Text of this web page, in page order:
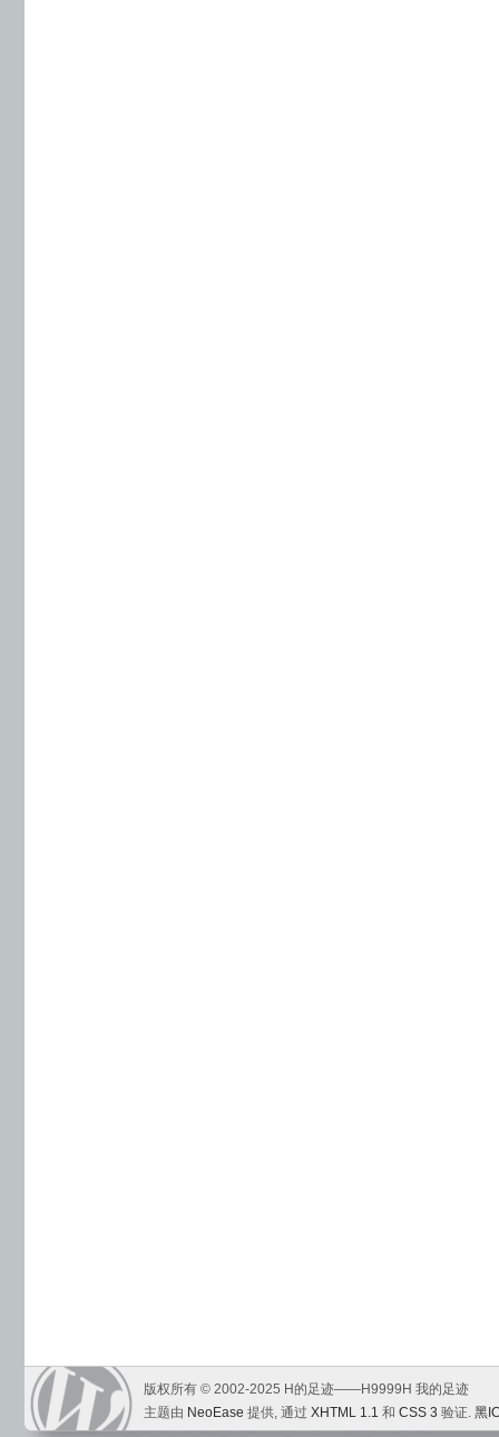
版权所有 © 2002-2025 H的足迹——H9999H 我的足迹
主题由 NeoEase 提供, 通过 XHTML 1.1 和 CSS 3 验证. 黑